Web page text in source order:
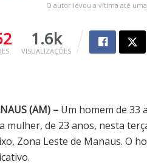
O autor levou a vítima até
1.6k
VISUALIZAÇÕES
(AM) – Um homem de
mulher, de 23 anos, nesta
Zona Leste de Manaus. O